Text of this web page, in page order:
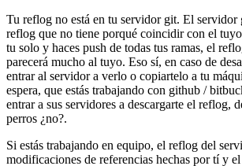
Tu reflog no está en tu servidor git. El servidor
reflog que no tiene porqué coincidir con el
tu solo y haces push de todas tus ramas, el
parecerá mucho al tuyo. Eso sí, en caso de
entrar al servidor a verlo o copiartelo a tu
espera, que estás trabajando con github /
entrar a sus servidores a descargarte el reflog,
perros ¿no?.
Si estás trabajando en equipo, el reflog del
modificaciones de referencias hechas por tí y